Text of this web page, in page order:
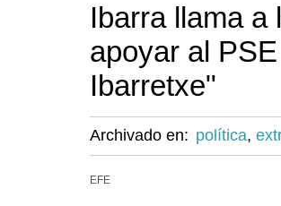
Ibarra llama a
apoyar al
Ibarretxe"
Archivado en: política,
EFE